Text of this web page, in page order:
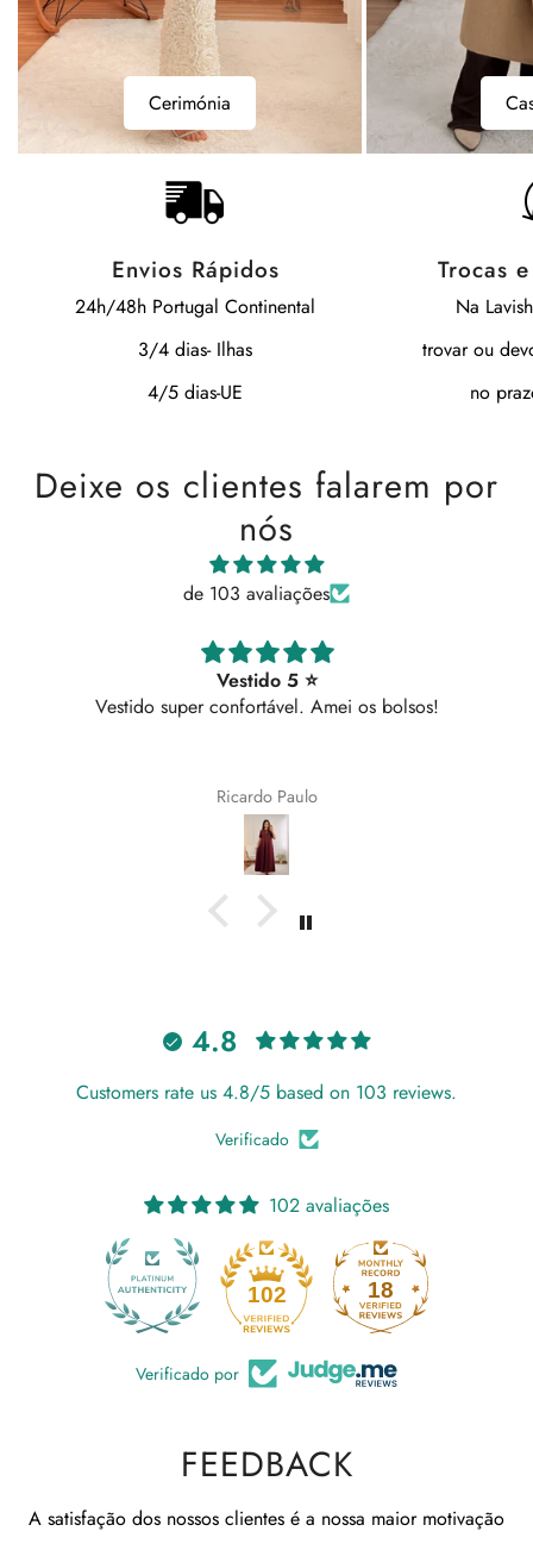
Casacos Casacos Bodys
Envios Rápidos
24h/48h Portugal Continental
3/4 dias- Ilhas
4/5 dias-UE
Trocas
Na
trovar ou
no
Deixe os clientes falarem por
nós
de 103 avaliações
Vestido 5 ⭐
Vestido super confortável. Amei os bolsos!
Ricardo Paulo
4.8
Customers rate us 4.8/5 based on 103 reviews.
Verificado
102 avaliações
102 18
Verificado por
FEEDBACK
A satisfação dos nossos clientes é a nossa maior motivação